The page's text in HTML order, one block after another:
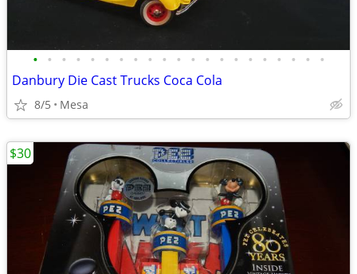
• • • • • • • • • • • • • • • • • • • • •
Danbury Die Cast Trucks Coca Cola
8/5 Mesa
$30